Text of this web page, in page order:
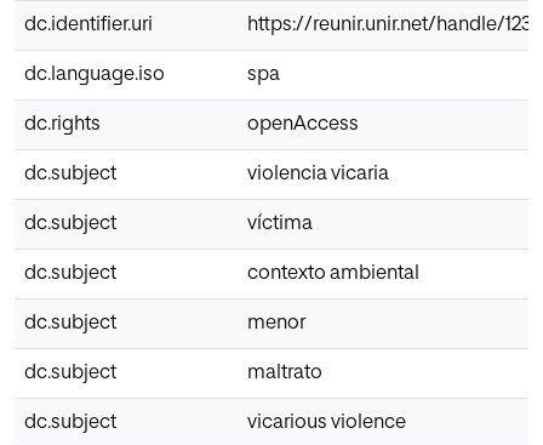
dc.identifier.uri https://reunir.unir.net/handle/
dc.language.iso spa
dc.rights openAccess
dc.subject violencia vicaria
dc.subject víctima
dc.subject contexto ambiental
dc.subject menor
dc.subject maltrato
dc.subject vicarious violence